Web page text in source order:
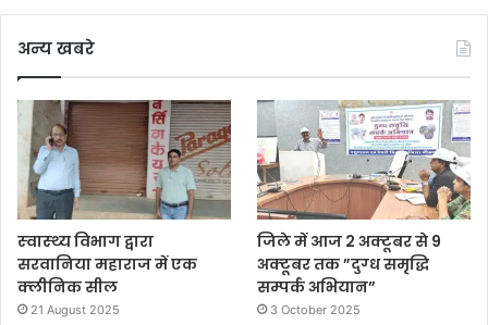
अन्य खबरे
स्‍वास्‍थ्‍य विभाग द्वारा
सरवानिया महाराज में एक
क्‍लीनिक सील
21 August 2025
जिले में आज 2 अक्टूबर से 9
अक्‍टूबर तक ”दुग्‍ध समृद्धि
सम्‍पर्क अभियान”
3 October 2025